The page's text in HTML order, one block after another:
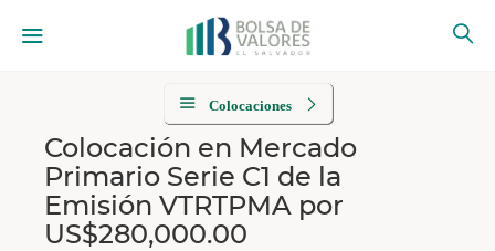
Colocaciones
Colocación en Mercado
Primario Serie C1 de la
Emisión VTRTPMA por
US$280,000.00